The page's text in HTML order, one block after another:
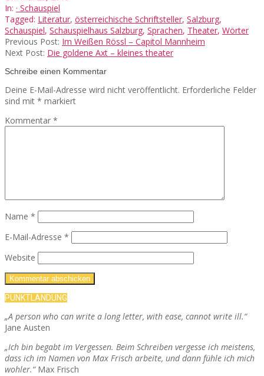
05-
23
In: · Schauspiel
Tagged: Literatur, österreichische Schriftsteller, Salzburg,
Schauspiel, Schauspielhaus Salzburg, Sprachen, Theater, Wörter
Previous Post: Im Weißen Rössl – Capitol Mannheim
Next Post: Die goldene Axt – kleines theater
Schreibe einen Kommentar
Deine E-Mail-Adresse wird nicht veröffentlicht. Erforderliche Felder
sind mit * markiert
Kommentar *
Name *
E-Mail-Adresse *
Website
PUNKTLANDUNG
„A person who can write a long letter, with ease, cannot write ill.“
Jane Austen
„Ich bin begabt im Vergessen. Beim Schreiben vergesse ich meistens,
dass ich im Namen von Max Frisch arbeite, und dann fühle ich mich
wohler.“Max Frisch